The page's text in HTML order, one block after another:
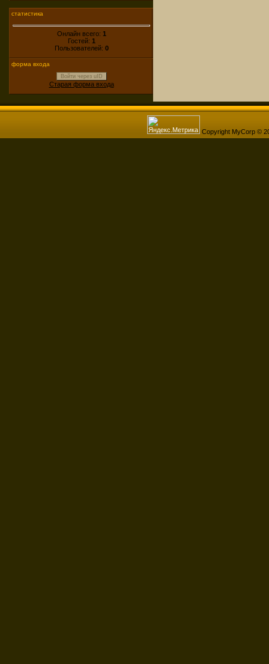
статистика
Онлайн всего: 1
Гостей: 1
Пользователей: 0
форма входа
Войти через uID
Старая форма входа
Copyright MyCorp ©